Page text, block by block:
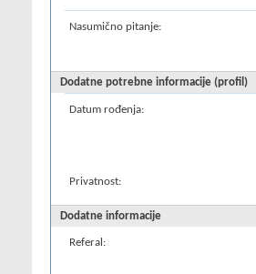
Nasumično pitanje:
Dodatne potrebne informacije (profil)
Datum rođenja:
Privatnost:
Dodatne informacije
Referal: